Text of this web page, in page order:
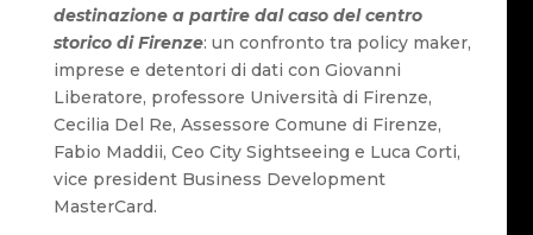
destinazione a partire dal caso del centro
storico di Firenze: un confronto tra policy maker,
imprese e detentori di dati con Giovanni
Liberatore, professore Università di Firenze,
Cecilia Del Re, Assessore Comune di Firenze,
Fabio Maddii, Ceo City Sightseeing e Luca Corti,
vice president Business Development
MasterCard.